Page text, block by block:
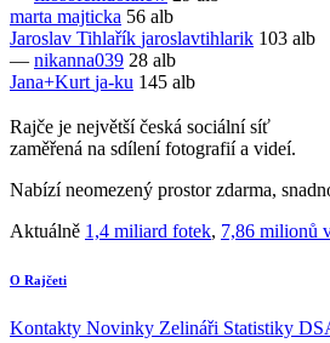
marta majticka 56 alb
Jaroslav Tihlařík jaroslavtihlarik 103 alb
— nikanna039 28 alb
Jana+Kurt ja-ku 145 alb
Rajče je největší česká sociální síť
zaměřená na sdílení fotografií a videí.
Nabízí neomezený prostor zdarma,
Aktuálně 1,4 miliard fotek, 7,86 milionů
O Rajčeti
Kontakty Novinky Zelináři Statistiky